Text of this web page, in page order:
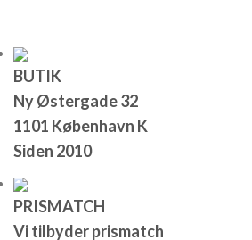
BUTIK
Ny Østergade 32
1101 København K
Siden 2010
PRISMATCH
Vi tilbyder prismatch